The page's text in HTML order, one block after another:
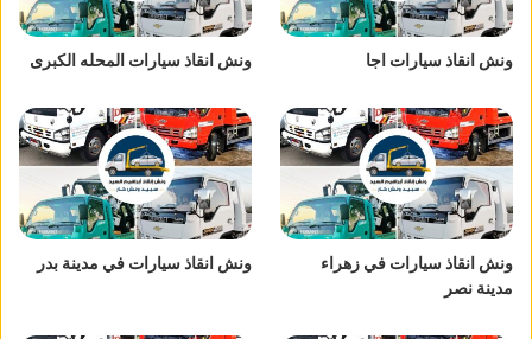
ونش انقاذ سيارات اجا ونش انقاذ سيارات المحله الكبرى
ونش انقاذ سيارات في زهراء
مدينة نصر
ونش انقاذ سيارات في مدينة بدر